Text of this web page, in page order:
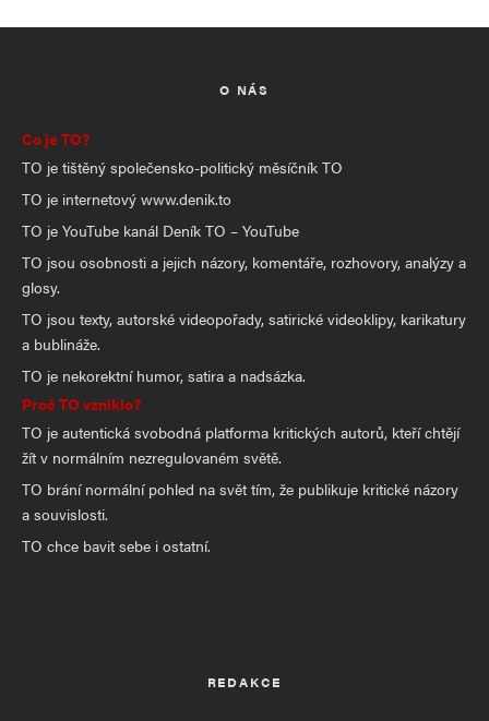
O NÁS
Co je TO?
TO je tištěný společensko-politický měsíčník TO
TO je internetový www.denik.to
TO je YouTube kanál Deník TO – YouTube
TO jsou osobnosti a jejich názory, komentáře, rozhovory, analýzy a
glosy.
TO jsou texty, autorské videopořady, satirické videoklipy, karikatury
a bublináže.
TO je nekorektní humor, satira a nadsázka.
Proč TO vzniklo?
TO je autentická svobodná platforma kritických autorů, kteří chtějí
žít v normálním nezregulovaném světě.
TO brání normální pohled na svět tím, že publikuje kritické názory
a souvislosti.
TO chce bavit sebe i ostatní.
REDAKCE